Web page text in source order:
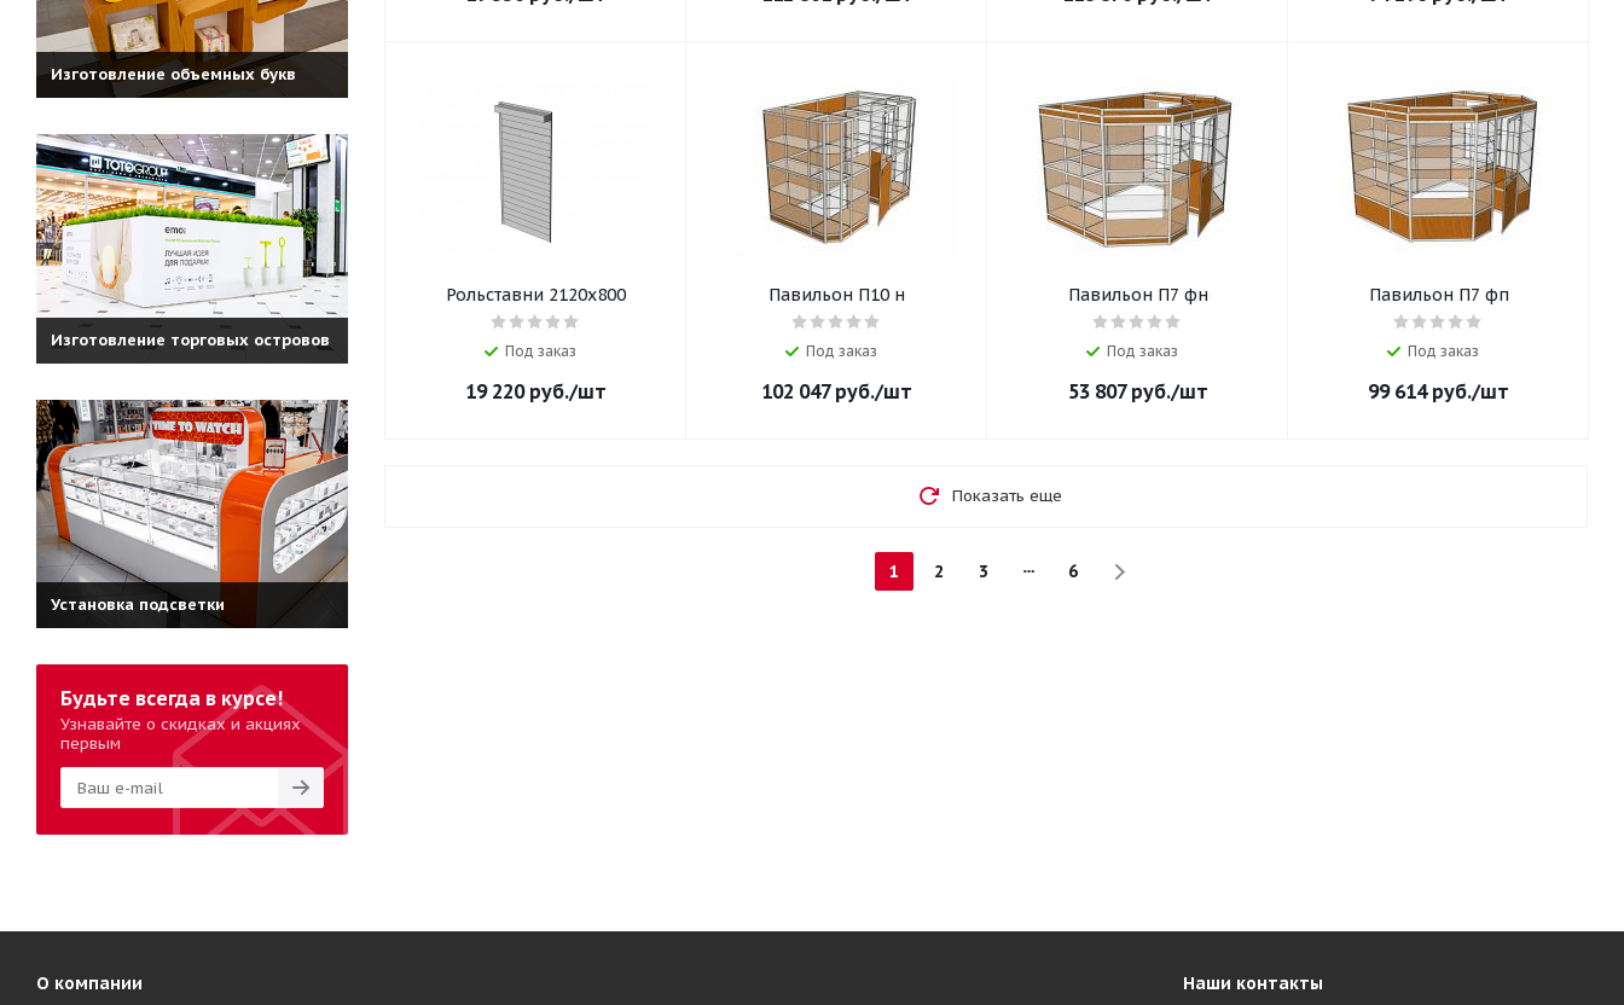
Рольставни 2120х800
Под заказ
19 220руб./шт
Павильон П10 н
Под заказ
102 047руб./шт
Павильон П7 фн
Под заказ
53 807руб./шт
Павильон П7 фп
Под заказ
99 614руб./шт
Показать еще
1 2 3 6
Изготовление объемных букв
Изготовление торговых островов
Установка подсветки
Будьте всегда в курсе!
Узнавайте о скидках и акциях
первым
О компании Наши контакты